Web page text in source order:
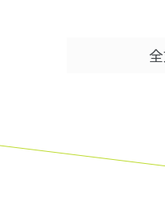
かり合える良き理
います。事業者の